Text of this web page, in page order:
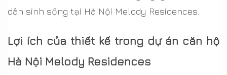
dân sinh sống tại Hà Nội Melody Residences.
Lợi ích của thiết kế trong dự án căn hộ
Hà Nội Melody Residences